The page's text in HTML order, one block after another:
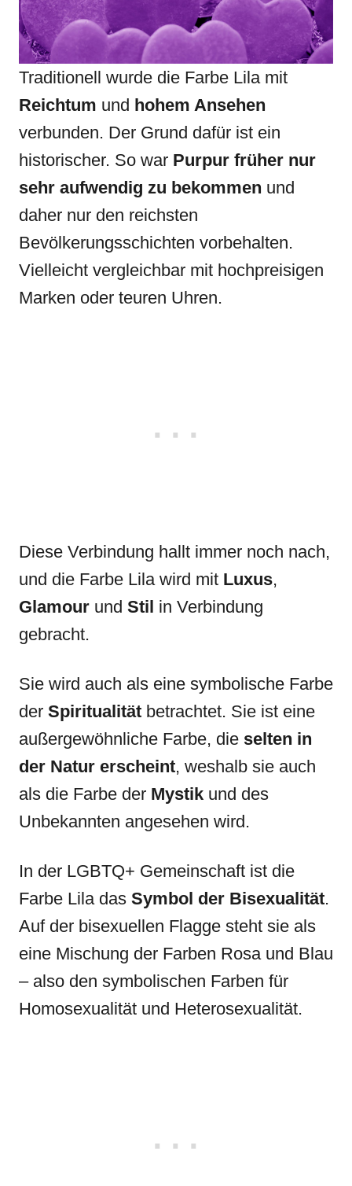
Traditionell wurde die Farbe Lila mit
Reichtum und hohem Ansehen
verbunden. Der Grund dafür ist ein
historischer. So war Purpur früher nur
sehr aufwendig zu bekommen und
daher nur den reichsten
Bevölkerungsschichten vorbehalten.
Vielleicht vergleichbar mit hochpreisigen
Marken oder teuren Uhren.
Diese Verbindung hallt immer noch nach,
und die Farbe Lila wird mit Luxus,
Glamour und Stil in Verbindung
gebracht.
Sie wird auch als eine symbolische Farbe
der Spiritualität betrachtet. Sie ist eine
außergewöhnliche Farbe, die selten in
der Natur erscheint, weshalb sie auch
als die Farbe der Mystik und des
Unbekannten angesehen wird.
In der LGBTQ+ Gemeinschaft ist die
Farbe Lila das Symbol der Bisexualität.
Auf der bisexuellen Flagge steht sie als
eine Mischung der Farben Rosa und Blau
– also den symbolischen Farben für
Homosexualität und Heterosexualität.